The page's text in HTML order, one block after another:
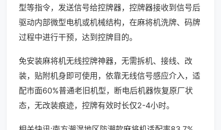
型等指令，发送信号给控牌器，控牌器接收到信号后
驱动内部微型电机或机械结构，在麻将机洗牌、码牌
过程中进行干预，达到控牌目的。
免安装麻将机无线控牌神器，无需拆机、接线、改
装，贴附机身即可使用，依靠无线信号感应介入，适
配市面60%普通老旧机型，断电后机器恢复原厂状
态，无改装痕迹，控牌有效时长仅2-4小时。